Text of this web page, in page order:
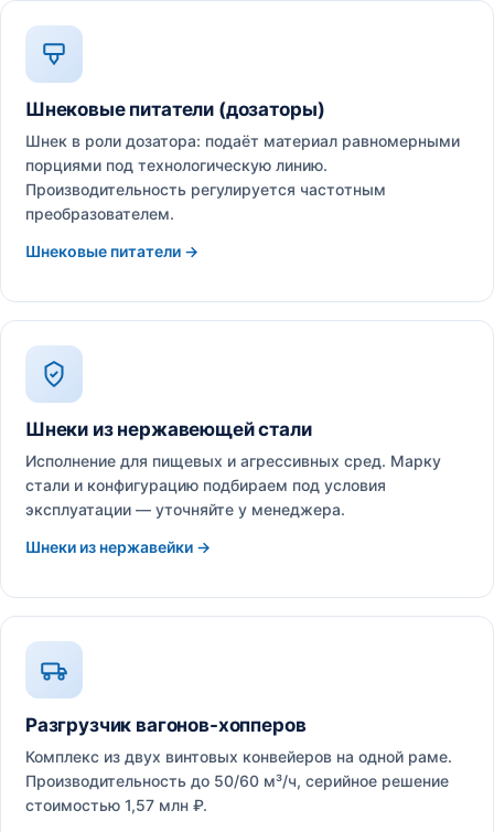
Шнековые питатели (дозаторы)
Шнек в роли дозатора: подаёт материал равномерными
порциями под технологическую линию.
Производительность регулируется частотным
преобразователем.
Шнековые питатели →
Шнеки из нержавеющей стали
Исполнение для пищевых и агрессивных сред. Марку
стали и конфигурацию подбираем под условия
эксплуатации — уточняйте у менеджера.
Шнеки из нержавейки →
Разгрузчик вагонов-хопперов
Комплекс из двух винтовых конвейеров на одной раме.
Производительность до 50/60 м³/ч, серийное решение
стоимостью 1,57 млн ₽.